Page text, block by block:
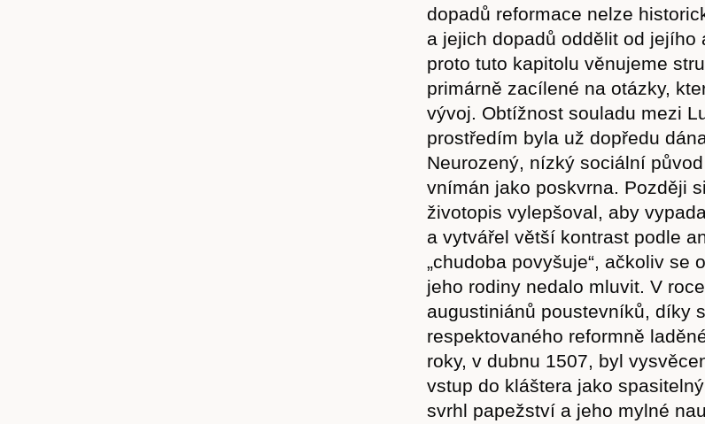
dopadů reformace nelze
a jejich dopadů oddělit od jejího
proto tuto kapitolu věnujeme
primárně zacílené na otázky,
vývoj. Obtížnost souladu mezi
prostředím byla už dopředu
Neurozený, nízký sociální
vnímán jako poskvrna. Později
životopis vylepšoval, aby
a vytvářel větší kontrast podle
„chudoba povyšuje“, ačkoliv se
jeho rodiny nedalo mluvit. V
augustiniánů poustevníků, díky
respektovaného reformně
roky, v dubnu 1507, byl
vstup do kláštera jako
svrhl papežství a jeho mylné